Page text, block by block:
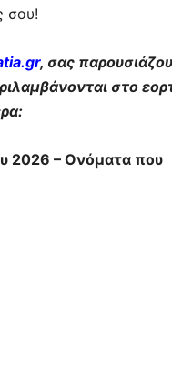
σου!
, σας
στο
2026 – Ονόματα που